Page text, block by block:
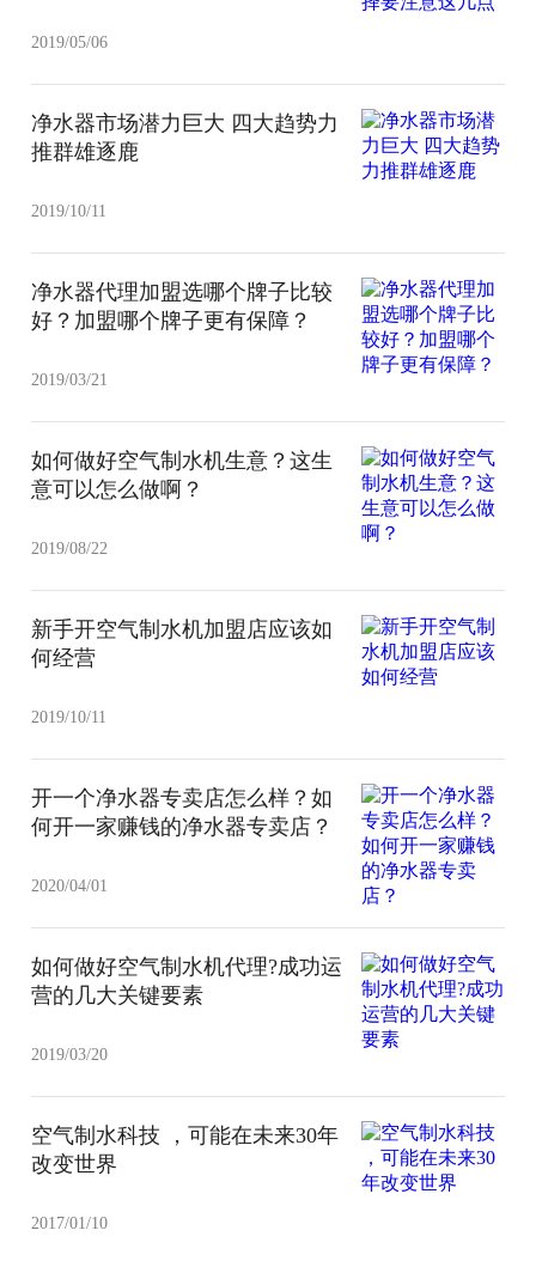
2019/05/06
净水器市场潜力巨大 四大趋势力
推群雄逐鹿
2019/10/11
净水器代理加盟选哪个牌子比较
好？加盟哪个牌子更有保障？
2019/03/21
如何做好空气制水机生意？这生
意可以怎么做啊？
2019/08/22
新手开空气制水机加盟店应该如
何经营
2019/10/11
开一个净水器专卖店怎么样？如
何开一家赚钱的净水器专卖店？
2020/04/01
如何做好空气制水机代理?成功运
营的几大关键要素
2019/03/20
空气制水科技 ，可能在未来30年
改变世界
2017/01/10